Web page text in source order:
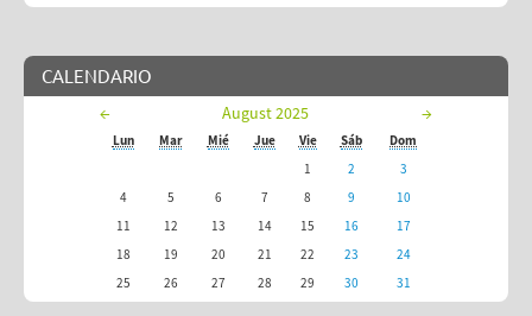
CALENDARIO
← August 2025 →
Lun Mar Mié Jue Vie Sáb
Dom
1
2
3
4
5 6 7 8 9
10
11
12 13 14 15 16
17
18
19 20 21 22 23
24
25
26 27 28 29 30 31